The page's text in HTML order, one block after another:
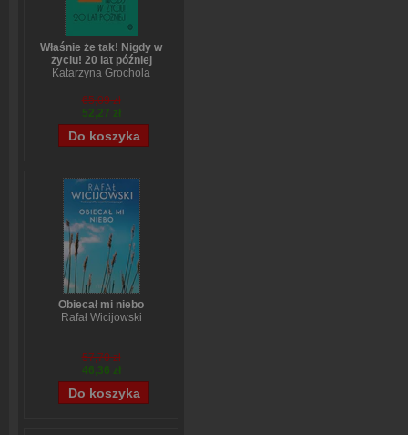
Właśnie że tak! Nigdy w
życiu! 20 lat później
Katarzyna Grochola
65,09 zł
52,27 zł
Obiecał mi niebo
Rafał Wicijowski
57,70 zł
46,36 zł